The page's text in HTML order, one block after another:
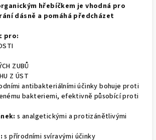
hřebíčkem je vhodná pro
dásně a pomáhá předcházet
pro:
ZUBŮ
Z ÚST
antibakteriálními účinky bohuje proti
bakteriemi, efektivně působící proti
s analgetickými a protizánětlivými
s přírodními svíravými účinky